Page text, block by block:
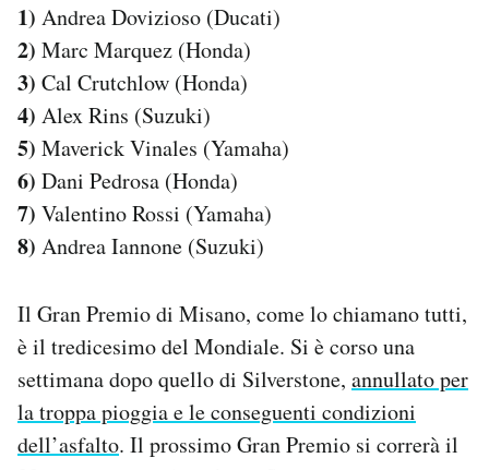
1) Andrea Dovizioso (Ducati)
2) Marc Marquez (Honda)
3) Cal Crutchlow (Honda)
4) Alex Rins (Suzuki)
5) Maverick Vinales (Yamaha)
6) Dani Pedrosa (Honda)
7) Valentino Rossi (Yamaha)
8) Andrea Iannone (Suzuki)
Il Gran Premio di Misano, come lo chiamano tutti,
è il tredicesimo del Mondiale. Si è corso una
settimana dopo quello di Silverstone, annullato per
la troppa pioggia e le conseguenti condizioni
dell’asfalto. Il prossimo Gran Premio si correrà il